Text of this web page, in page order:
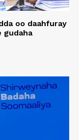
oo daahfuray
gudaha